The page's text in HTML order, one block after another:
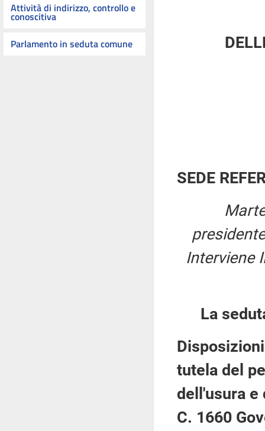
Attività di indirizzo, controllo e
conoscitiva
Parlamento in seduta comune
SEDE
Interviene
La
tutela del
dell'usura
C. 1660